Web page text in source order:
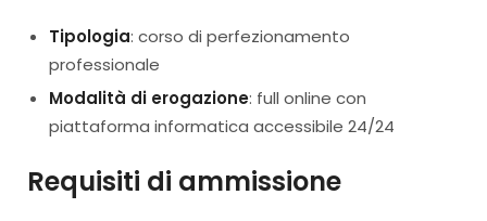
Tipologia: corso di perfezionamento
professionale
Modalità di erogazione: full online con
piattaforma informatica accessibile 24/24
Requisiti di ammissione